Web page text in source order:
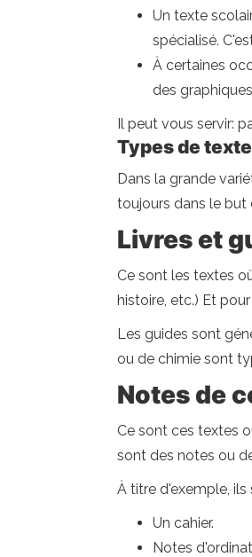
Un texte
spécialisé.
À certaines
des
Il peut vous servir:
Types de
Dans la grande
toujours dans le but
Livres et
Ce sont les textes
histoire, etc.) Et
Les guides sont
ou de chimie sont
Notes de
Ce sont ces textes
sont des notes ou
À titre d'exemple, ils
Un cahier.
Notes